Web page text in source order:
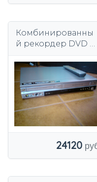
Комбинированны
й рекордер DVD +
пульт
дистанционного
управления видео
2 в 1
24120